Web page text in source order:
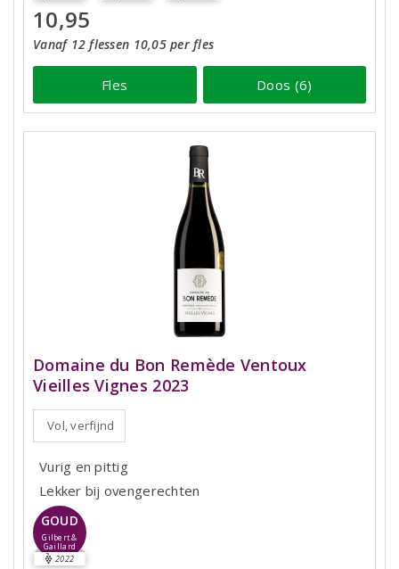
10,95
Vanaf 12 flessen 10,05 per fles
Fles Doos (6)
Domaine du Bon Remède Ventoux
Vieilles Vignes 2023
Vol, verfijnd
Vurig en pittig
Lekker bij ovengerechten
GOUD
Gilbert &
Gaillard
2022